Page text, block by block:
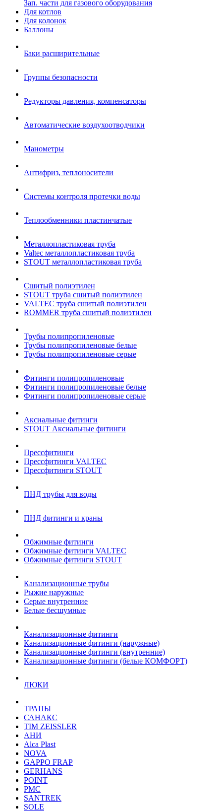
Зап. части для газового оборудования
Для котлов
Для колонок
Баллоны
Баки расширительные
Группы безопасности
Редукторы давления, компенсаторы
Автоматические воздухоотводчики
Манометры
Антифриз, теплоносители
Системы контроля протечки воды
Теплообменники пластинчатые
Металлопластиковая труба
Valtec металлопластиковая труба
STOUT металлопластиковая труба
Сшитый полиэтилен
STOUT труба сшитый полиэтилен
VALTEC труба сшитый полиэтилен
ROMMER труба сшитый полиэтилен
Трубы полипропиленовые
Трубы полипропиленовые белые
Трубы полипропиленовые серые
Фитинги полипропиленовые
Фитинги полипропиленовые белые
Фитинги полипропиленовые серые
Аксиальные фитинги
STOUT Аксиальные фитинги
Прессфитинги
Прессфитинги VALTEC
Прессфитинги STOUT
ПНД трубы для воды
ПНД фитинги и краны
Обжимные фитинги
Обжимные фитинги VALTEC
Обжимные фитинги STOUT
Канализационные трубы
Рыжие наружные
Серые внутренние
Белые бесшумные
Канализационные фитинги
Канализационные фитинги (наружные)
Канализационные фитинги (внутренние)
Канализационные фитинги (белые КОМФОРТ)
ЛЮКИ
ТРАПЫ
САНАКС
TIM ZEISSLER
АНИ
Alca Plast
NOVA
GAPPO FRAP
GERHANS
POINT
РМС
SANTREK
SOLE